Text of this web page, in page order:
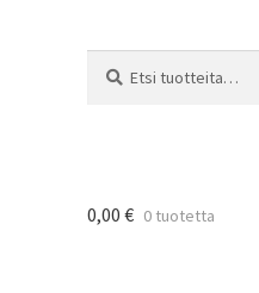
0,00 € 0 tuotetta